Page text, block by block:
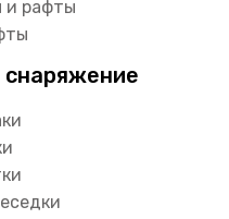
и рафты
снаряжение